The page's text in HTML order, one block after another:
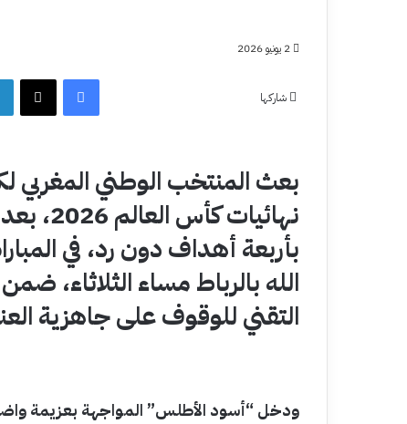
2 يونيو 2026
شاركها
فيسبوك‫X
بعث المنتخب الوطني المغربي
بأربعة أهداف دون رد، في
الله بالرباط مساء الثلاثاء،
التقني للوقوف على جاهزية
ودخل “أسود الأطلس” المواجهة بعزيمة